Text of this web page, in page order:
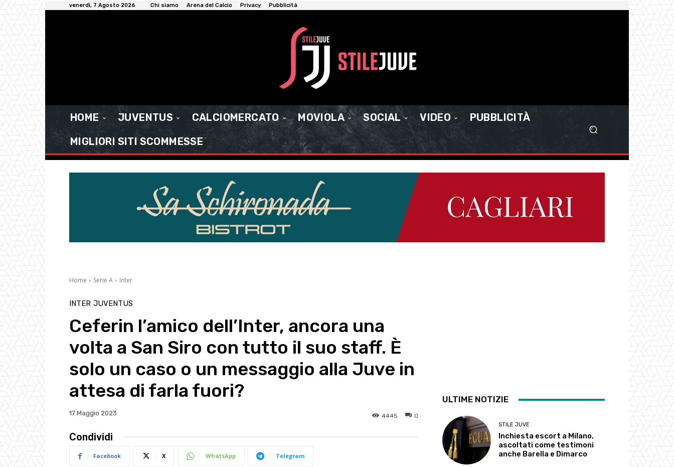
venerdì, 7 Agosto 2026 Chi siamo Arena del Calcio Privacy Pubblicità
HOME JUVENTUS CALCIOMERCATO MOVIOLA SOCIAL VIDEO
PUBBLICITÀ
MIGLIORI SITI SCOMMESSE
Home Serie A Inter
INTER JUVENTUS
Ceferin l’amico dell’Inter, ancora una
volta a San Siro con tutto il suo staff. È
solo un caso o un messaggio alla Juve in
attesa di farla fuori?
17 Maggio 2023 0
4445
Condividi
Facebook X WhatsApp Telegram
ULTIME NOTIZIE
STILE JUVE
Inchiesta escort a Milano,
ascoltati come testimoni
anche Barella e Dimarco